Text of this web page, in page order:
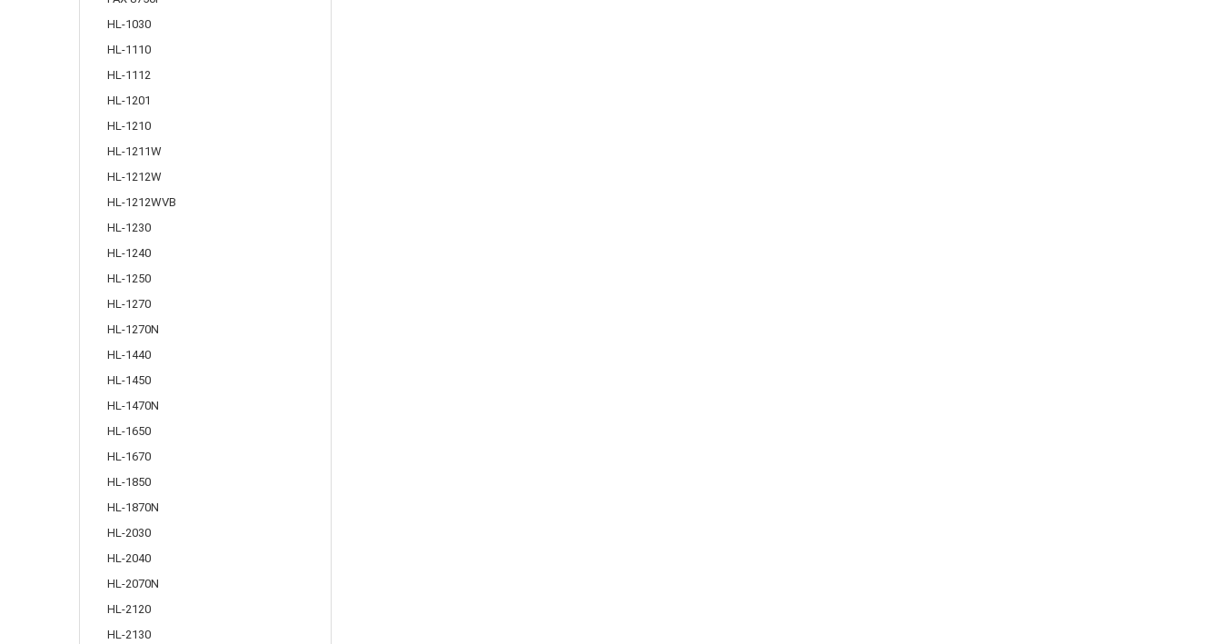
HL-1030
HL-1110
HL-1112
HL-1201
HL-1210
HL-1211W
HL-1212W
HL-1212WVB
HL-1230
HL-1240
HL-1250
HL-1270
HL-1270N
HL-1440
HL-1450
HL-1470N
HL-1650
HL-1670
HL-1850
HL-1870N
HL-2030
HL-2040
HL-2070N
HL-2120
HL-2130